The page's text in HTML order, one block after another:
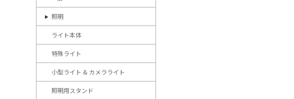
照明
ライト本体
特殊ライト
小型ライト & カメラライト
照明用スタンド